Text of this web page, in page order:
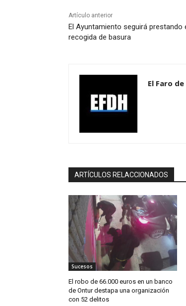
Artículo anterior
El Ayuntamiento seguirá prestando
recogida de basura
El Faro
ARTÍCULOS RELACCIONADOS
Sucesos
El robo de 66.000 euros en un banco
de Ontur destapa una organización
con 52 delitos